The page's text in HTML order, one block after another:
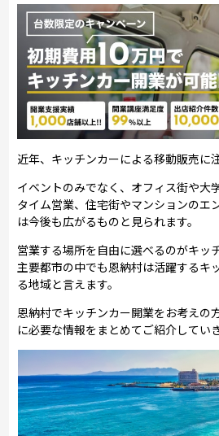
近年、キッチンカーによる移動販売に
イベントのみでなく、オフィス街や大
タイム営業、住宅街やマンションのエ
は今後も広がるものと見られます。
営業する場所を自由に選べるのがキッ
主要都市の中でも恩納村は活躍するキ
る地域と言えます。
恩納村でキッチンカー開業をお考えの
に必要な情報をまとめてご紹介していき